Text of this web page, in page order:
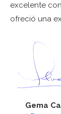
excelente
ofreció una
Gema